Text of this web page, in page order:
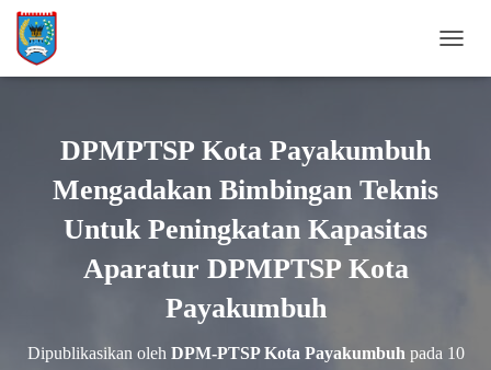
DPMPTSP Kota Payakumbuh
Mengadakan Bimbingan Teknis
Untuk Peningkatan Kapasitas
Aparatur DPMPTSP Kota
Payakumbuh
Dipublikasikan oleh DPM-PTSP Kota Payakumbuh pada 10